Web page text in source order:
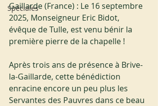
Spéciales
Gaillarde (France) : Le 16 septembre
2025, Monseigneur Eric Bidot,
évêque de Tulle, est venu bénir la
première pierre de la chapelle !
Après trois ans de présence à Brive-
la-Gaillarde, cette bénédiction
enracine encore un peu plus les
Servantes des Pauvres dans ce beau